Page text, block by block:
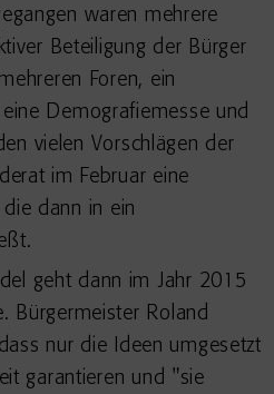
waren mehrere
Beteiligung der Bürger
Foren, ein
Demografiemesse und
vielen Vorschlägen der
im Februar eine
dann in ein
geht dann im Jahr 2015
Bürgermeister Roland
nur die Ideen umgesetzt
garantieren und "sie